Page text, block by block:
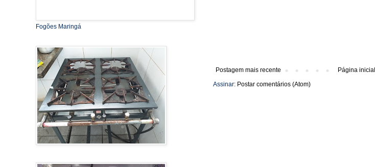
Postagem mais recente
Página inicial
Assinar: Postar comentários (Atom)
Fogões Maringá